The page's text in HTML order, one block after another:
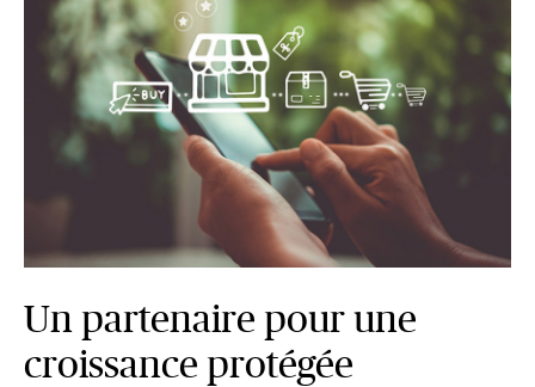
Un partenaire pour une
croissance protégée